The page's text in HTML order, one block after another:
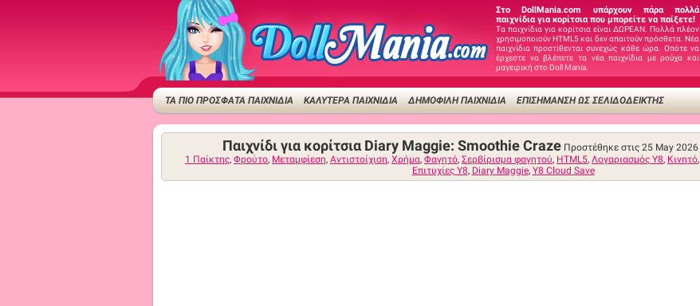
Στο DollMania.com υπάρχουν πάρα πολλά
παιχνίδια για κορίτσια που μπορείτε να παίξετε!
Τα παιχνίδια για κορίτσια είναι ΔΩΡΕΑΝ. Πολλά πλέον
χρησιμοποιούν HTML5 και δεν απαιτούν πρόσθετα. Νέα
παιχνίδια προστίθενται συνεχώς κάθε ώρα. Οπότε να
έρχεστε να βλέπετε τα νέα παιχνίδια με ρούχα και
μαγειρική στο Doll Mania.
ΤΑ ΠΙΟ ΠΡΟΣΦΑΤΑ ΠΑΙΧΝΙΔΙΑ ΚΑΛΥΤΕΡΑ ΠΑΙΧΝΙΔΙΑ ΔΗΜΟΦΙΛΉ ΠΑΙΧΝΊΔΙΑ ΕΠΙΣΉΜΑΝΣΗ ΩΣ ΣΕΛΙΔΟΔΕΊΚΤΗΣ
Παιχνίδι για κορίτσια Diary Maggie: Smoothie Craze Προστέθηκε στις 25 May 2026
1 Παίκτης, Φρούτο, Μεταμφίεση, Αντιστοίχιση, Χρήμα, Φαγητό, Σερβίρισμα φαγητού, HTML5, Λογαριασμός Y8, Κινητό,
Επιτυχίες Y8, Diary Maggie, Y8 Cloud Save